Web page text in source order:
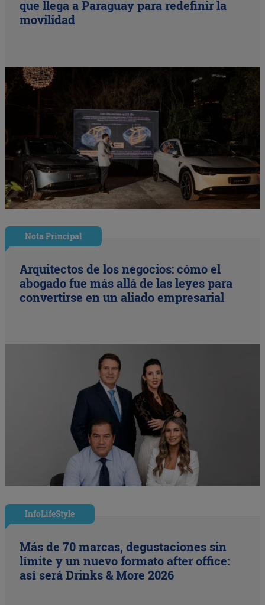
que llega a Paraguay para redefinir la
movilidad
Nota Principal
Arquitectos de los negocios: cómo el
abogado fue más allá de las leyes para
convertirse en un aliado empresarial
InfoLifeStyle
Más de 70 marcas, degustaciones sin
límite y un nuevo formato after office:
así será Drinks & More 2026